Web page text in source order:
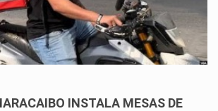
INSTALA MESAS DE